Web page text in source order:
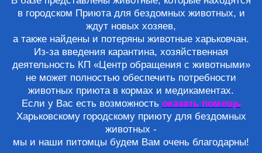
в городском Приюта для бездомных животных, и
ждут новых хозяев,
а также найдены и потеряны животные харьковчан.
Из-за введения карантина, хозяйственная
деятельность КП «Центр обращения с животными»
не может полностью обеспечить потребности
животных приюта в кормах и медикаментах.
Если у Вас есть возможность оказать помощь
Харьковскому городскому приюту для бездомных
животных -
мы и наши питомцы будем Вам очень благодарны!